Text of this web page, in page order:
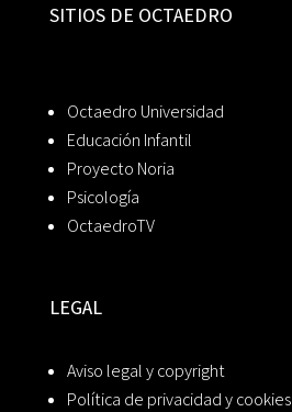
SITIOS DE OCTAEDRO
Octaedro Universidad
Educación Infantil
Proyecto Noria
Psicología
OctaedroTV
LEGAL
Aviso legal y copyright
Política de privacidad y cookies